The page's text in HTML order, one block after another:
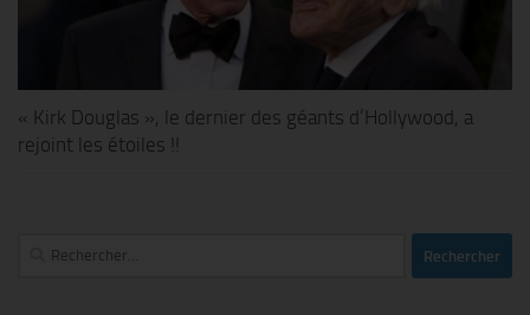
« Kirk Douglas », le dernier des géants d’Hollywood, a
rejoint les étoiles !!
Rechercher :